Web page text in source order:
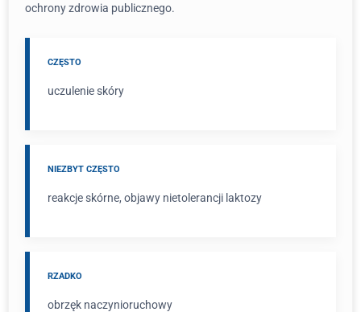
ochrony zdrowia publicznego.
CZĘSTO
uczulenie skóry
NIEZBYT CZĘSTO
reakcje skórne, objawy nietolerancji laktozy
RZADKO
obrzęk naczynioruchowy